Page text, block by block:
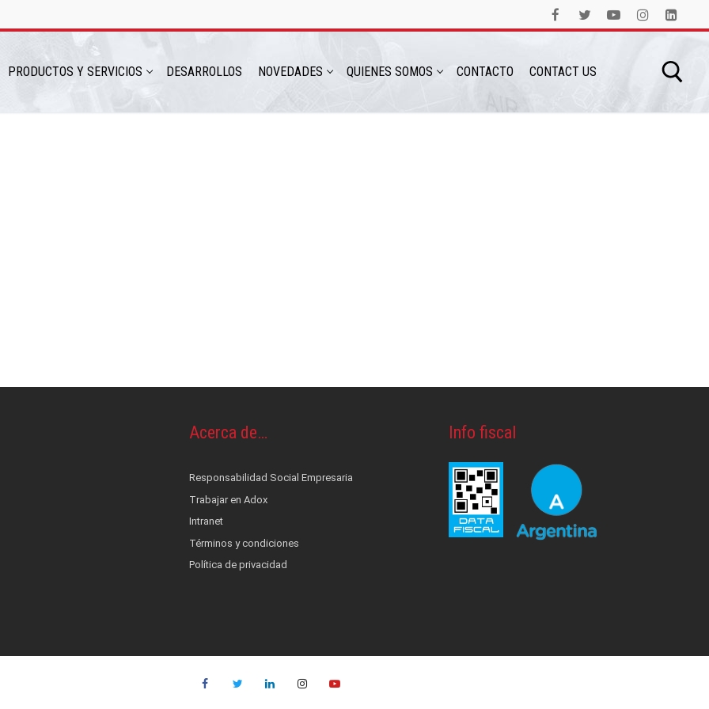
PRODUCTOS Y SERVICIOS DESARROLLOS NOVEDADES QUIENES SOMOS CONTACTO CONTACT US
y Bombas de infusión
alerta, control, medición y monitoreo
Social Empresaria
Acerca de…
Responsabilidad Social Empresaria
Trabajar en Adox
Intranet
Términos y condiciones
Política de privacidad
Info fiscal